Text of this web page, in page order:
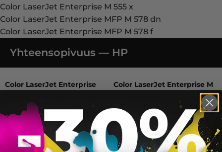
Color LaserJet Enterprise M 555 x
Color LaserJet Enterprise MFP M 578 dn
Color LaserJet Enterprise MFP M 578 f
Yhteensopivuus — HP
Color LaserJet Enterprise
Color LaserJet Enterprise M
554
Color LaserJet Enterprise M
Color LaserJet Enterprise M
Color LaserJet Enterprise M
555 x
Color LaserJet Enterprise